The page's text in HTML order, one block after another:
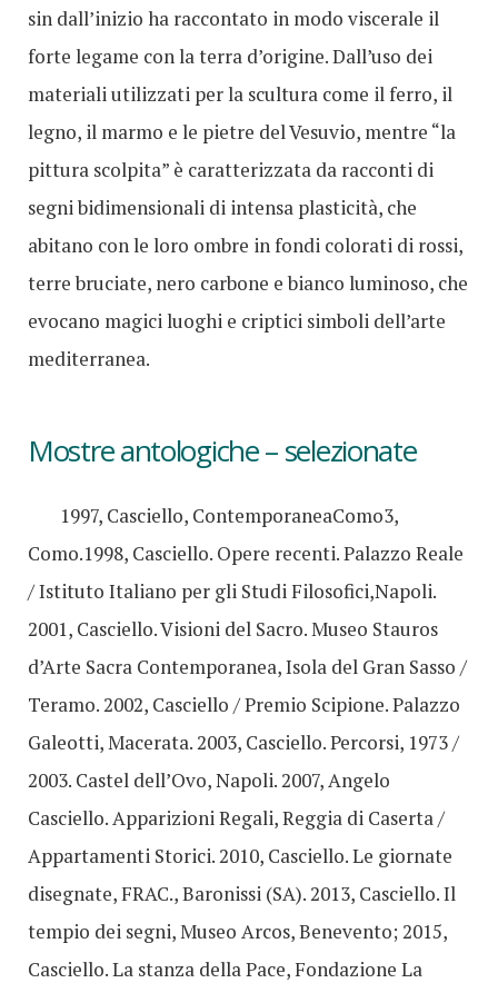
sin dall’inizio ha raccontato in modo viscerale il
forte legame con la terra d’origine. Dall’uso dei
materiali utilizzati per la scultura come il ferro, il
legno, il marmo e le pietre del Vesuvio, mentre “la
pittura scolpita” è caratterizzata da racconti di
segni bidimensionali di intensa plasticità, che
abitano con le loro ombre in fondi colorati di rossi,
terre bruciate, nero carbone e bianco luminoso, che
evocano magici luoghi e criptici simboli dell’arte
mediterranea.
Mostre antologiche – selezionate
1997, Casciello, ContemporaneaComo3,
Como.1998, Casciello. Opere recenti. Palazzo Reale
/ Istituto Italiano per gli Studi Filosofici,Napoli.
2001, Casciello. Visioni del Sacro. Museo Stauros
d’Arte Sacra Contemporanea, Isola del Gran Sasso /
Teramo. 2002, Casciello / Premio Scipione. Palazzo
Galeotti, Macerata. 2003, Casciello. Percorsi, 1973 /
2003. Castel dell’Ovo, Napoli. 2007, Angelo
Casciello. Apparizioni Regali, Reggia di Caserta /
Appartamenti Storici. 2010, Casciello. Le giornate
disegnate, FRAC., Baronissi (SA). 2013, Casciello. Il
tempio dei segni, Museo Arcos, Benevento; 2015,
Casciello. La stanza della Pace, Fondazione La